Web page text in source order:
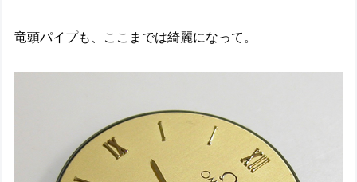
竜頭パイプも、ここまでは綺麗になって。